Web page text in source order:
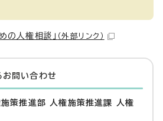
の人権相談」 （外部リンク）
お問い合わせ
策推進部 人権施策推進課 人権